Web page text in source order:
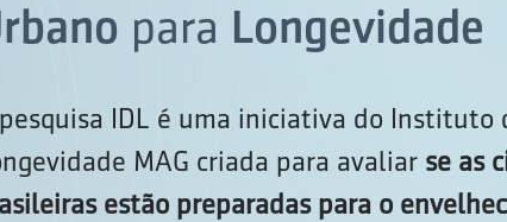
para Longevidade
IDL é uma iniciativa do Instituto
MAG criada para avaliar se as
estão preparadas para o